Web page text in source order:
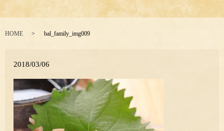
HOME bal_family_img009
2018/03/06